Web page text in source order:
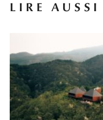
LIRE AUSSI